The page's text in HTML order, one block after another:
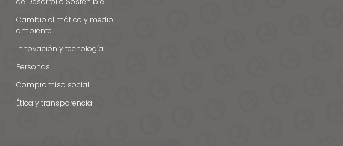
Cambio climático y medio
ambiente
Innovación y tecnología
Personas
Compromiso social
Ética y transparencia